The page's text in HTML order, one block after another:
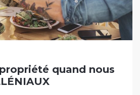
quand nous